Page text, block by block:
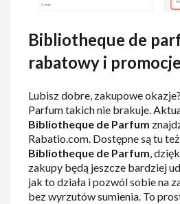
Bibliotheque de
rabatowy i promocje
Lubisz dobre, zakupowe
Parfum takich nie brakuje.
Bibliotheque de Parfum
Rabatio.com. Dostępne są tu też
Bibliotheque de Parfum,
zakupy będą jeszcze bardziej
jak to działa i pozwól sobie na
bez wyrzutów sumienia. To